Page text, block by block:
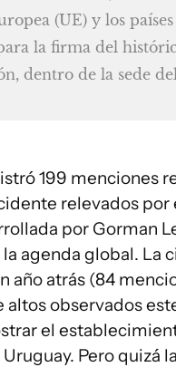
(UE) y los
la firma del
dentro de la sede
199 menciones
relevados por
por Gorman
la agenda global.
año atrás (84
observados
el
Pero quizá